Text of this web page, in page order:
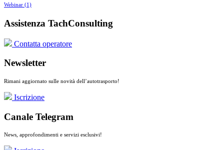
Webinar (1)
Assistenza TachConsulting
Contatta operatore
Newsletter
Rimani aggiornato sulle novità dell’autotrasporto!
Iscrizione
Canale Telegram
News, approfondimenti e servizi esclusivi!